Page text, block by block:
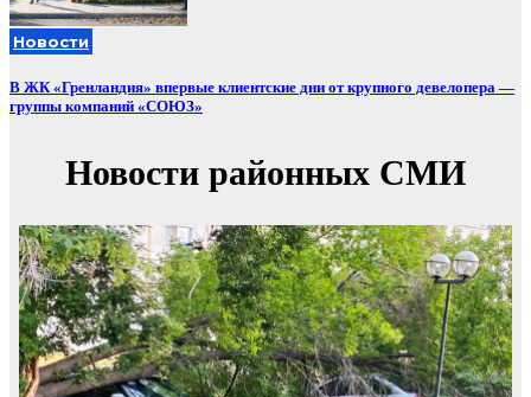
Новости
В ЖК «Гренландия» впервые клиентские дни от крупного девелопера —
группы компаний «СОЮЗ»